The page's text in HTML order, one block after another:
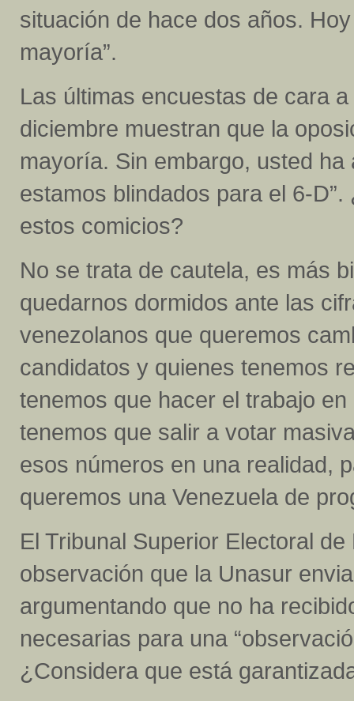
situación de hace dos años.
mayoría”.
Las últimas encuestas de cara
diciembre muestran que la
mayoría. Sin embargo, usted
estamos blindados para el 6-
estos comicios?
No se trata de cautela, es más
quedarnos dormidos ante las
venezolanos que queremos
candidatos y quienes tenemos
tenemos que hacer el trabajo
tenemos que salir a votar
esos números en una realidad,
queremos una Venezuela de
El Tribunal Superior Electoral
observación que la Unasur
argumentando que no ha
necesarias para una
¿Considera que está